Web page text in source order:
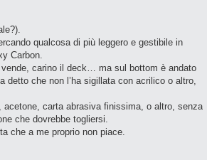
qualcosa di più leggero e gestibile in
Carbon.
carino il deck… ma sul bottom è andato
detto che non l’ha sigillata con acrilico o altro,
carta abrasiva finissima, o altro, senza
che dovrebbe togliersi.
che a me proprio non piace.